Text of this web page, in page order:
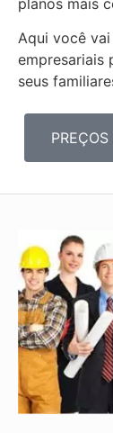
Aqui você
empresariais
seus